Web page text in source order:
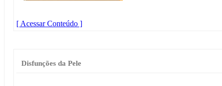
[ Acessar Conteúdo ]
Disfunções da Pele